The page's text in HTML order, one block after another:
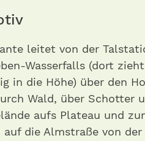
leitet von der
Wasserfalls (dort
in die Höhe) über den
Wald, über Schotter
aufs Plateau und
die Almstraße von